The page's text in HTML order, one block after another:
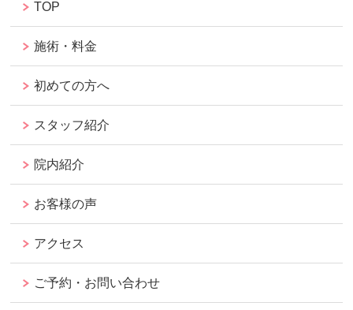
TOP
施術・料金
初めての方へ
スタッフ紹介
院内紹介
お客様の声
アクセス
ご予約・お問い合わせ